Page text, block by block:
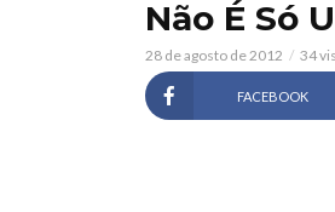
Não É Só
28 de agosto de 2012 34
FACEBOOK